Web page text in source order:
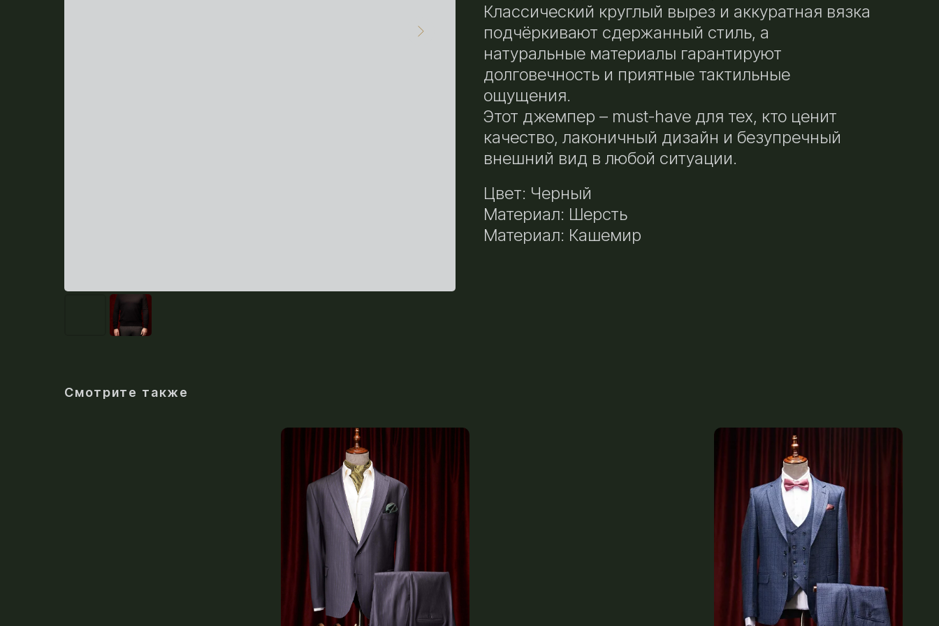
Классический круглый вырез и аккуратная вязка
подчёркивают сдержанный стиль, а
натуральные материалы гарантируют
долговечность и приятные тактильные
ощущения.
Этот джемпер – must-have для тех, кто ценит
качество, лаконичный дизайн и безупречный
внешний вид в любой ситуации.
Цвет: Черный
Материал: Шерсть
Материал: Кашемир
Смотрите также